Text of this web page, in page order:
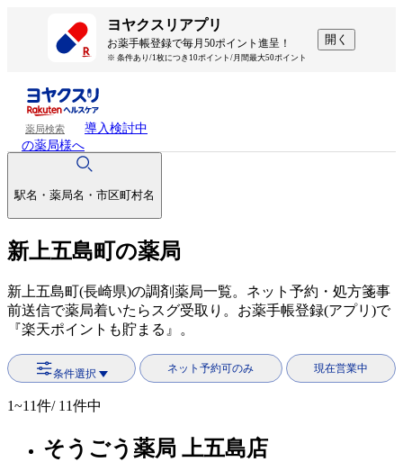
ヨヤクスリアプリ
お薬手帳登録で毎月50ポイント進呈！
※ 条件あり/1枚につき10ポイント/月間最大50ポイント
開く
薬局検索
導入検討中
の薬局様へ
駅名・薬局名・市区町村名
新上五島町の薬局
新上五島町(長崎県)の調剤薬局一覧。ネット予約・処方箋事
前送信で薬局着いたらスグ受取り。お薬手帳登録(アプリ)で
『楽天ポイントも貯まる』。
条件選択 ネット予約可のみ 現在営業中
1~11件/ 11件中
そうごう薬局 上五島店